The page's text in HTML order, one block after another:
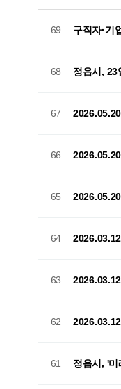
69 구직자·기
68 정읍시,
67
66
65
64
63
62
61 정읍시, '미